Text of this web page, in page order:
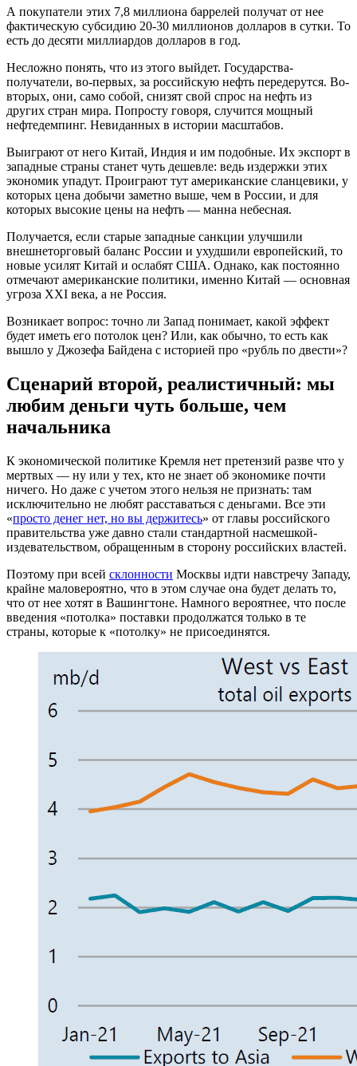
А покупатели этих 7,8 миллиона баррелей получат от нее
фактическую субсидию 20-30 миллионов долларов в сутки. То
есть до десяти миллиардов долларов в год.
Несложно понять, что из этого выйдет. Государства-
получатели, во-первых, за российскую нефть передерутся. Во-
вторых, они, само собой, снизят свой спрос на нефть из
других стран мира. Попросту говоря, случится мощный
нефтедемпинг. Невиданных в истории масштабов.
Выиграют от него Китай, Индия и им подобные. Их экспорт в
западные страны станет чуть дешевле: ведь издержки этих
экономик упадут. Проиграют тут американские сланцевики, у
которых цена добычи заметно выше, чем в России, и для
которых высокие цены на нефть — манна небесная.
Получается, если старые западные санкции улучшили
внешнеторговый баланс России и ухудшили европейский, то
новые усилят Китай и ослабят США. Однако, как постоянно
отмечают американские политики, именно Китай — основная
угроза XXI века, а не Россия.
Возникает вопрос: точно ли Запад понимает, какой эффект
будет иметь его потолок цен? Или, как обычно, то есть как
вышло у Джозефа Байдена с историей про «рубль по двести»?
Сценарий второй, реалистичный: мы
любим деньги чуть больше, чем
начальника
К экономической политике Кремля нет претензий разве что у
мертвых — ну или у тех, кто не знает об экономике почти
ничего. Но даже с учетом этого нельзя не признать: там
исключительно не любят расставаться с деньгами. Все эти
«просто денег нет, но вы держитесь» от главы российского
правительства уже давно стали стандартной насмешкой-
издевательством, обращенным в сторону российских властей.
Поэтому при всей склонности Москвы идти навстречу Западу,
крайне маловероятно, что в этом случае она будет делать то,
что от нее хотят в Вашингтоне. Намного вероятнее, что после
введения «потолка» поставки продолжатся только в те
страны, которые к «потолку» не присоединятся.